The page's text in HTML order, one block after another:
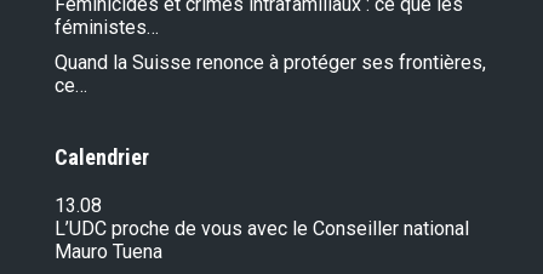
féministes…
Quand la Suisse renonce à protéger ses frontières,
ce…
Calendrier
13.08
L’UDC proche de vous avec le Conseiller national
Mauro Tuena